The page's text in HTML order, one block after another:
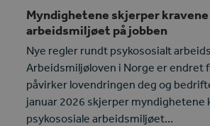
Myndighetene skjerper
arbeidsmiljøet på jobben
Nye regler rundt psykososialt
Arbeidsmiljøloven i Norge er endret
påvirker lovendringen deg og
januar 2026 skjerper myndighetene
psykososiale arbeidsmiljøet…